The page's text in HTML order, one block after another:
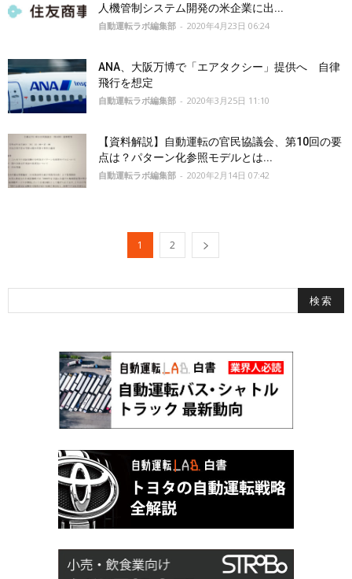
人機管制システム開発の米企業に出...
自動運転ラボ編集部 - 2020年4月23日 06:24
ANA、大阪万博で「エアタクシー」提供へ 自律
飛行を想定
自動運転ラボ編集部 - 2020年3月25日 11:10
【資料解説】自動運転の官民協議会、第10回の要
点は？パターン化参照モデルとは...
自動運転ラボ編集部 - 2020年2月14日 07:42
1 2